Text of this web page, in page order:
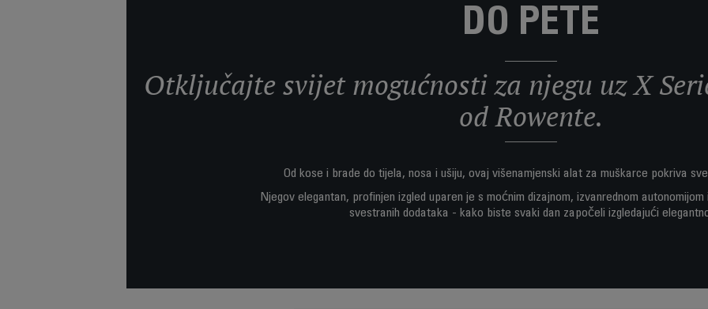
DO PETE
Otključajte svijet mogućnosti za njegu uz X
od Rowente.
Od kose i brade do tijela, nosa i ušiju, ovaj višenamjenski alat za muškarce pokriva
Njegov elegantan, profinjen izgled uparen je s moćnim dizajnom, izvanrednom
svestranih dodataka - kako biste svaki dan započeli izgledajući